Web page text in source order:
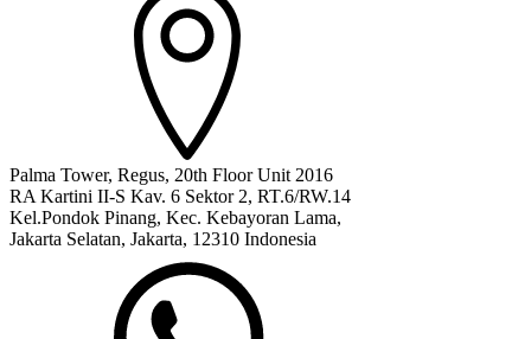
Palma Tower, Regus, 20th Floor Unit 2016
RA Kartini II-S Kav. 6 Sektor 2, RT.6/RW.14
Kel.Pondok Pinang, Kec. Kebayoran Lama,
Jakarta Selatan, Jakarta, 12310 Indonesia